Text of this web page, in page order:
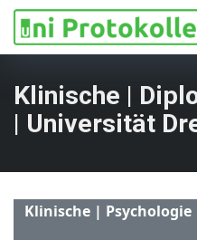
Klinische |
| Universität
Klinische | Psychologie